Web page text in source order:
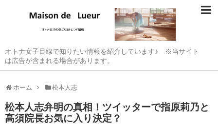
オトナ女子目線で知りたい情報を紹介しています♪ ※当サイト
は広告が含まれる場合があります。
ホーム 松本人志
松本人志弁明の真相！ツイッターで指原莉乃と
高須院長お気に入り決定？